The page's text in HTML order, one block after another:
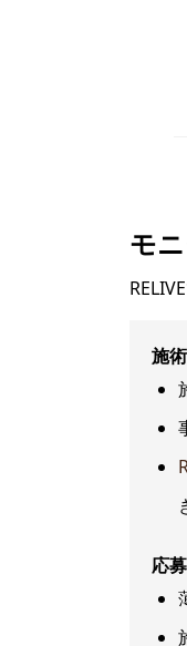
モ
施
応